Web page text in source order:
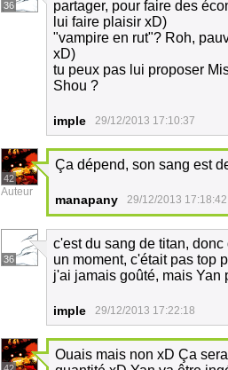
36
partager, pour faire des
lui faire plaisir xD)
"vampire en rut"? Roh,
xD)
tu peux pas lui proposer
Shou ?
imple 29/12/2013 17:10:37
42
Auteur
Ça dépend, son sang est
manapany 29/12/2013 17:18:42
36
c'est du sang de titan,
un moment, c'était pas top
j'ai jamais goûté, mais Yan
imple 29/12/2013 17:22:18
Ouais mais non xD Ça